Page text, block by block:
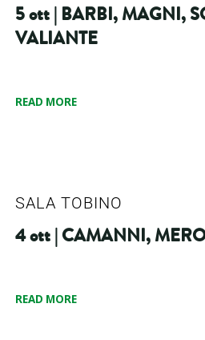
5 ott | BARBI, MAGNI,
VALIANTE
READ MORE
SALA TOBINO
4 ott | CAMANNI,
READ MORE